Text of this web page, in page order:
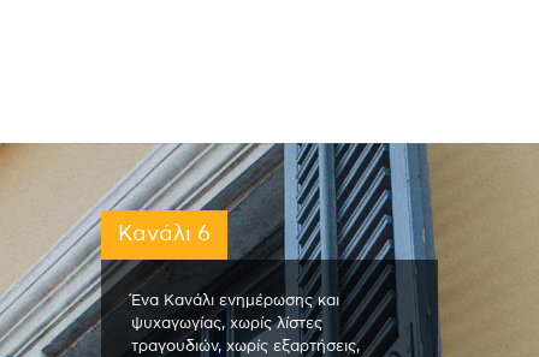
Κανάλι 6
Ένα Κανάλι ενημέρωσης και
ψυχαγωγίας, χωρίς λίστες
τραγουδιών, χωρίς εξαρτήσεις,